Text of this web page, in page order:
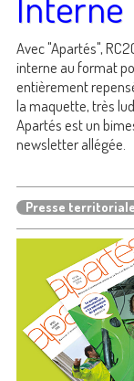
Avec "Apartés",
interne au format
entièrement
la maquette, très
Apartés est un
newsletter allégée.
Presse